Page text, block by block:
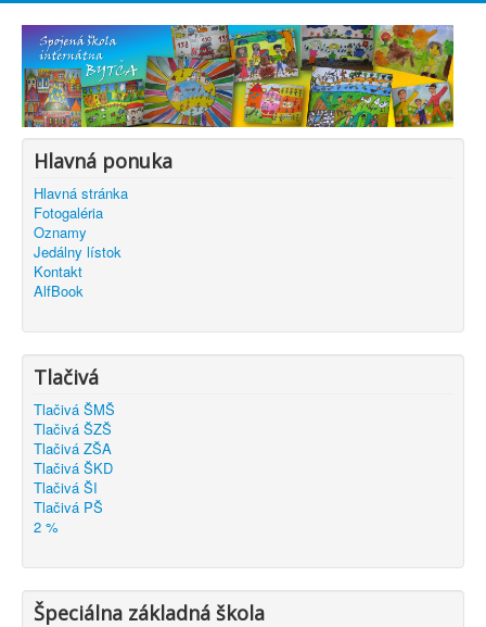
Hlavná ponuka
Hlavná stránka
Fotogaléria
Oznamy
Jedálny lístok
Kontakt
AlfBook
Tlačivá
Tlačivá ŠMŠ
Tlačivá ŠZŠ
Tlačivá ZŠA
Tlačivá ŠKD
Tlačivá ŠI
Tlačivá PŠ
2 %
Špeciálna základná škola